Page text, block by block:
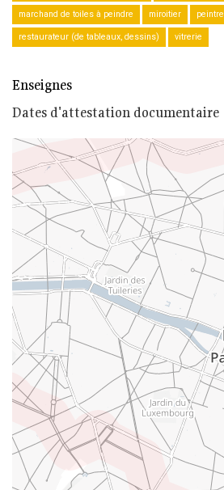
marchand de toiles à peindre miroitier peintre
restaurateur (de tableaux, dessins) vitrerie
Enseignes
Dates d'attestation documentaire